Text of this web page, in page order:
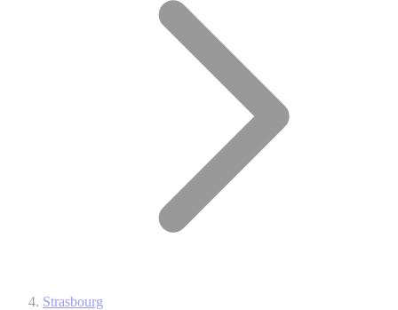
Strasbourg